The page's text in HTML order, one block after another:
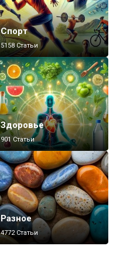
Спорт
5158 Статьи
Здоровье
901 Статьи
Разное
4772 Статьи